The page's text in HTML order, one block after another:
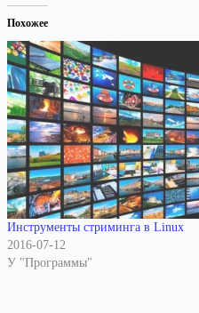
Похожее
Инструменты стриминга в Linux
2016-07-12
У "Программы"